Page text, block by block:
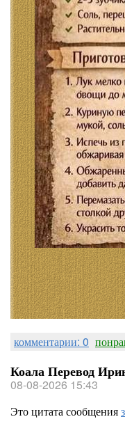
комментарии: 0
Коала Перевод
08-08-2026 15:43
Это цитата сообщения